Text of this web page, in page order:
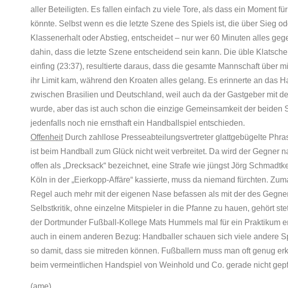
aller Beteiligten. Es fallen einfach zu viele Tore, als dass ein Moment
könnte. Selbst wenn es die letzte Szene des Spiels ist, die über Sieg
Klassenerhalt oder Abstieg, entscheidet – nur wer 60 Minuten alles
dahin, dass die letzte Szene entscheidend sein kann. Die üble
einfing (23:37), resultierte daraus, dass die gesamte Mannschaft über
ihr Limit kam, während den Kroaten alles gelang. Es erinnerte an das
zwischen Brasilien und Deutschland, weil auch da der Gastgeber mit
wurde, aber das ist auch schon die einzige Gemeinsamkeit der beiden
jedenfalls noch nie ernsthaft ein Handballspiel entschieden.
OffenheitDurch zahllose Presseabteilungsvertreter glattgebügelte
ist beim Handball zum Glück nicht weit verbreitet. Da wird der Gegner
offen als „Drecksack“ bezeichnet, eine Strafe wie jüngst Jörg
Köln in der „Eierkopp-Affäre“ kassierte, muss da niemand fürchten.
Regel auch mehr mit der eigenen Nase befassen als mit der des
Selbstkritik, ohne einzelne Mitspieler in die Pfanne zu hauen, gehört
der Dortmunder Fußball-Kollege Mats Hummels mal für ein Praktikum
auch in einem anderen Bezug: Handballer schauen sich viele andere
so damit, dass sie mitreden können. Fußballern muss man oft genug
beim vermeintlichen Handspiel von Weinhold und Co. gerade nicht